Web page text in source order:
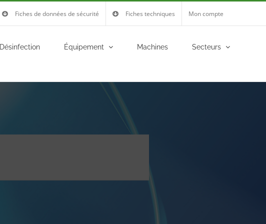
Fiches de données de sécurité Fiches techniques Mon compte
Désinfection Équipement Machines Secteurs